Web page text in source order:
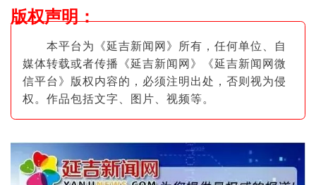
版权声明：
本平台为《延吉新闻网》所有，任何单位、自
媒体转载或者传播《延吉新闻网》《延吉新闻网微
信平台》版权内容的，必须注明出处，否则视为侵
权。作品包括文字、图片、视频等。